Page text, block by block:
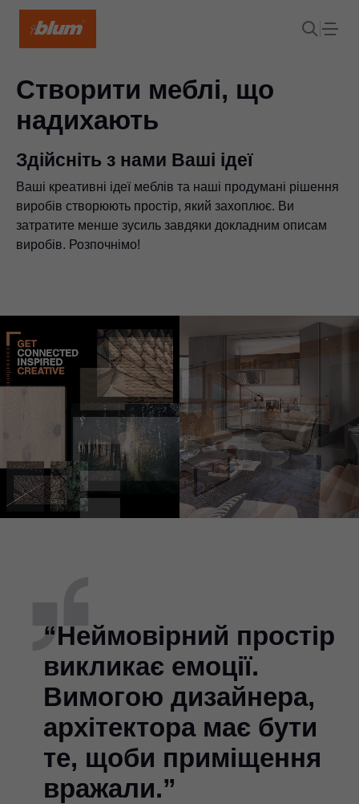
Створити меблі, що
надихають
Здійсніть з нами Ваші ідеї
Ваші креативні ідеї меблів та наші продумані рішення
виробів створюють простір, який захоплює. Ви
затратите менше зусиль завдяки докладним описам
виробів. Розпочнімо!
“Неймовірний простір
викликає емоції.
Вимогою дизайнера,
архітектора має бути
те, щоби приміщення
вражали.”